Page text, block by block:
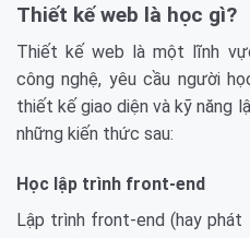
Thiết kế web là học gì?
Thiết kế web là một lĩnh
công nghệ, yêu cầu người
thiết kế giao diện và kỹ năng
những kiến thức sau:
Học lập trình front-end
Lập trình front-end (hay phát